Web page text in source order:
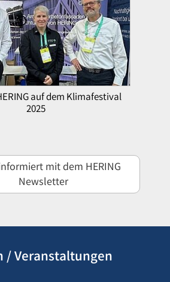
auf dem Klimafestival
2025
mit dem HERING
Newsletter
/ Veranstaltungen